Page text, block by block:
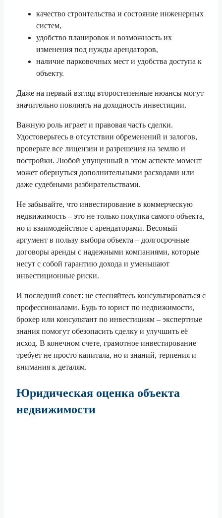
качество строительства и состояние инженерных
систем,
удобство планировок и возможность их
изменения под нужды арендаторов,
наличие парковочных мест и удобства доступа к
объекту.
Даже на первый взгляд второстепенные нюансы могут
значительно повлиять на доходность инвестиции.
Важную роль играет и правовая часть сделки.
Удостоверьтесь в отсутствии обременений и залогов,
проверьте все лицензии и разрешения на землю и
постройки. Любой упущенный в этом аспекте момент
может обернуться дополнительными расходами или
даже судебными разбирательствами.
Не забывайте, что инвестирование в коммерческую
недвижимость – это не только покупка самого объекта,
но и взаимодействие с арендаторами. Весомый
аргумент в пользу выбора объекта – долгосрочные
договоры аренды с надежными компаниями, которые
несут с собой гарантию дохода и уменьшают
инвестиционные риски.
И последний совет: не стесняйтесь консультироваться с
профессионалами. Будь то юрист по недвижимости,
брокер или консультант по инвестициям – экспертные
знания помогут обезопасить сделку и улучшить её
исход. В конечном счете, грамотное инвестирование
требует не просто капитала, но и знаний, терпения и
внимания к деталям.
Юридическая оценка объекта
недвижимости